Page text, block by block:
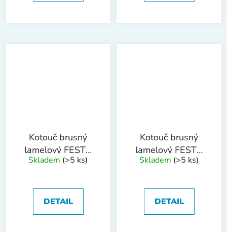
Kotouč brusný
lamelový FESTA
125 P60
Skladem (>5 ks)
DETAIL
Kotouč brusný
lamelový FESTA
125 P80
Skladem (>5 ks)
DETAIL